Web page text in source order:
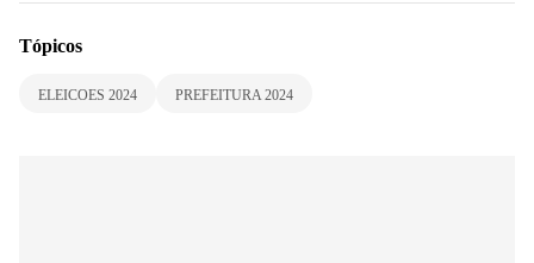
Tópicos
ELEICOES 2024 PREFEITURA 2024